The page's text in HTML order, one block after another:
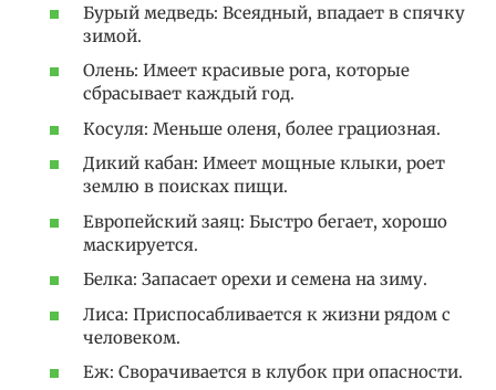
Бурый медведь: Всеядный, впадает в спячку
зимой.
Олень: Имеет красивые рога, которые
сбрасывает каждый год.
Косуля: Меньше оленя, более грациозная.
Дикий кабан: Имеет мощные клыки, роет
землю в поисках пищи.
Европейский заяц: Быстро бегает, хорошо
маскируется.
Белка: Запасает орехи и семена на зиму.
Лиса: Приспосабливается к жизни рядом с
человеком.
Еж: Сворачивается в клубок при опасности.